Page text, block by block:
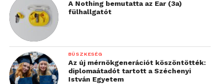
A Nothing bemutatta az Ear (3a)
fülhallgatót
BÜSZKESÉG
Az új mérnökgenerációt köszöntötték:
diplomaátadót tartott a Széchenyi
István Egyetem